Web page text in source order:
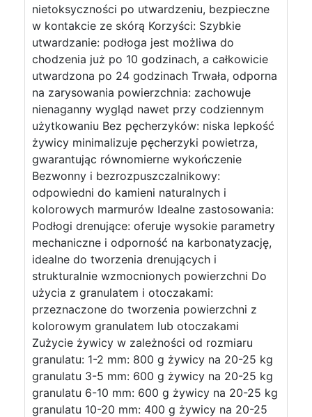
nietoksyczności po utwardzeniu, bezpieczne
w kontakcie ze skórą Korzyści: Szybkie
utwardzanie: podłoga jest możliwa do
chodzenia już po 10 godzinach, a całkowicie
utwardzona po 24 godzinach Trwała, odporna
na zarysowania powierzchnia: zachowuje
nienaganny wygląd nawet przy codziennym
użytkowaniu Bez pęcherzyków: niska lepkość
żywicy minimalizuje pęcherzyki powietrza,
gwarantując równomierne wykończenie
Bezwonny i bezrozpuszczalnikowy:
odpowiedni do kamieni naturalnych i
kolorowych marmurów Idealne zastosowania:
Podłogi drenujące: oferuje wysokie parametry
mechaniczne i odporność na karbonatyzację,
idealne do tworzenia drenujących i
strukturalnie wzmocnionych powierzchni Do
użycia z granulatem i otoczakami:
przeznaczone do tworzenia powierzchni z
kolorowym granulatem lub otoczakami
Zużycie żywicy w zależności od rozmiaru
granulatu: 1-2 mm: 800 g żywicy na 20-25 kg
granulatu 3-5 mm: 600 g żywicy na 20-25 kg
granulatu 6-10 mm: 600 g żywicy na 20-25 kg
granulatu 10-20 mm: 400 g żywicy na 20-25